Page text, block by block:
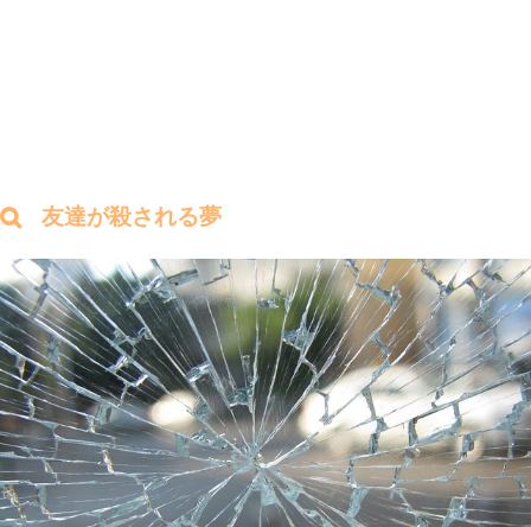
友達が殺される夢